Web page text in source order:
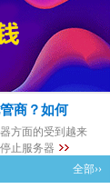
商？如何
方面的受到越来
止服务器
全部››